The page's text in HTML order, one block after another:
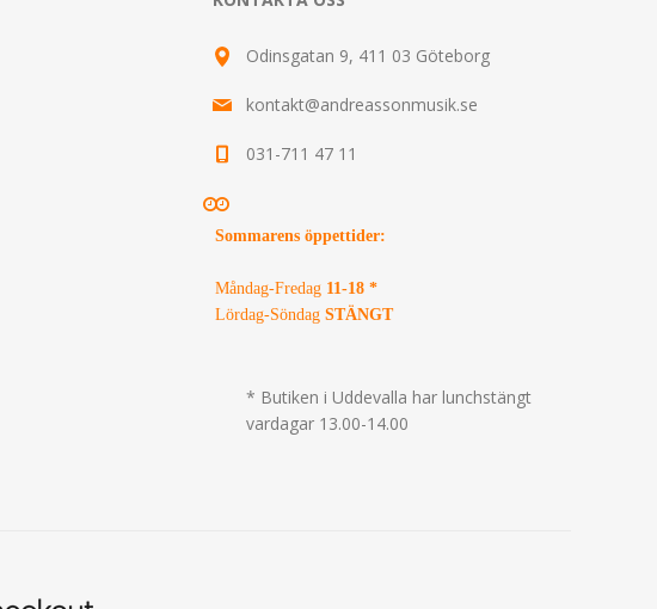
Odinsgatan 9, 411 03 Göteborg
kontakt@andreassonmusik.se
031-711 47 11
Sommarens öppettider:
Måndag-Fredag 11-18 *
Lördag-Söndag STÄNGT
* Butiken i Uddevalla har lunchstängt
vardagar 13.00-14.00